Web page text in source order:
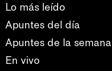
Lo más leído
Apuntes del día
Apuntes de la semana
En vivo